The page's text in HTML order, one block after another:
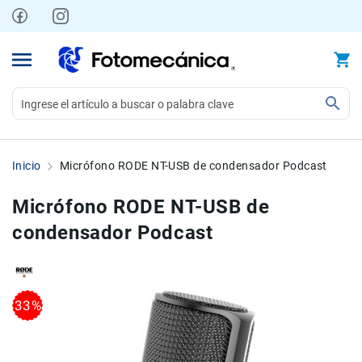
contenido
Videocámaras
Compactas
y
semiprofesionales
Deportes
Accesorios
Inicio Micrófono RODE NT-USB de condensador Podcast
Micrófono RODE NT-USB de
condensador Podcast
Skip
to
Skip
to
33%